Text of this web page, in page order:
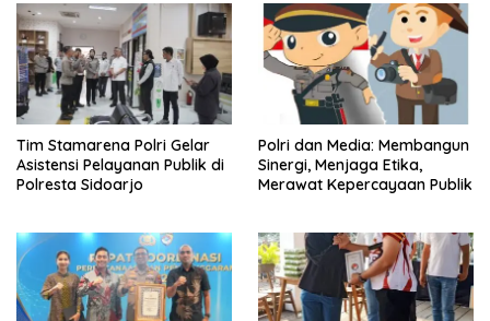
Tim Stamarena Polri Gelar
Asistensi Pelayanan Publik di
Polresta Sidoarjo
Polri dan Media: Membangun
Sinergi, Menjaga Etika,
Merawat Kepercayaan Publik